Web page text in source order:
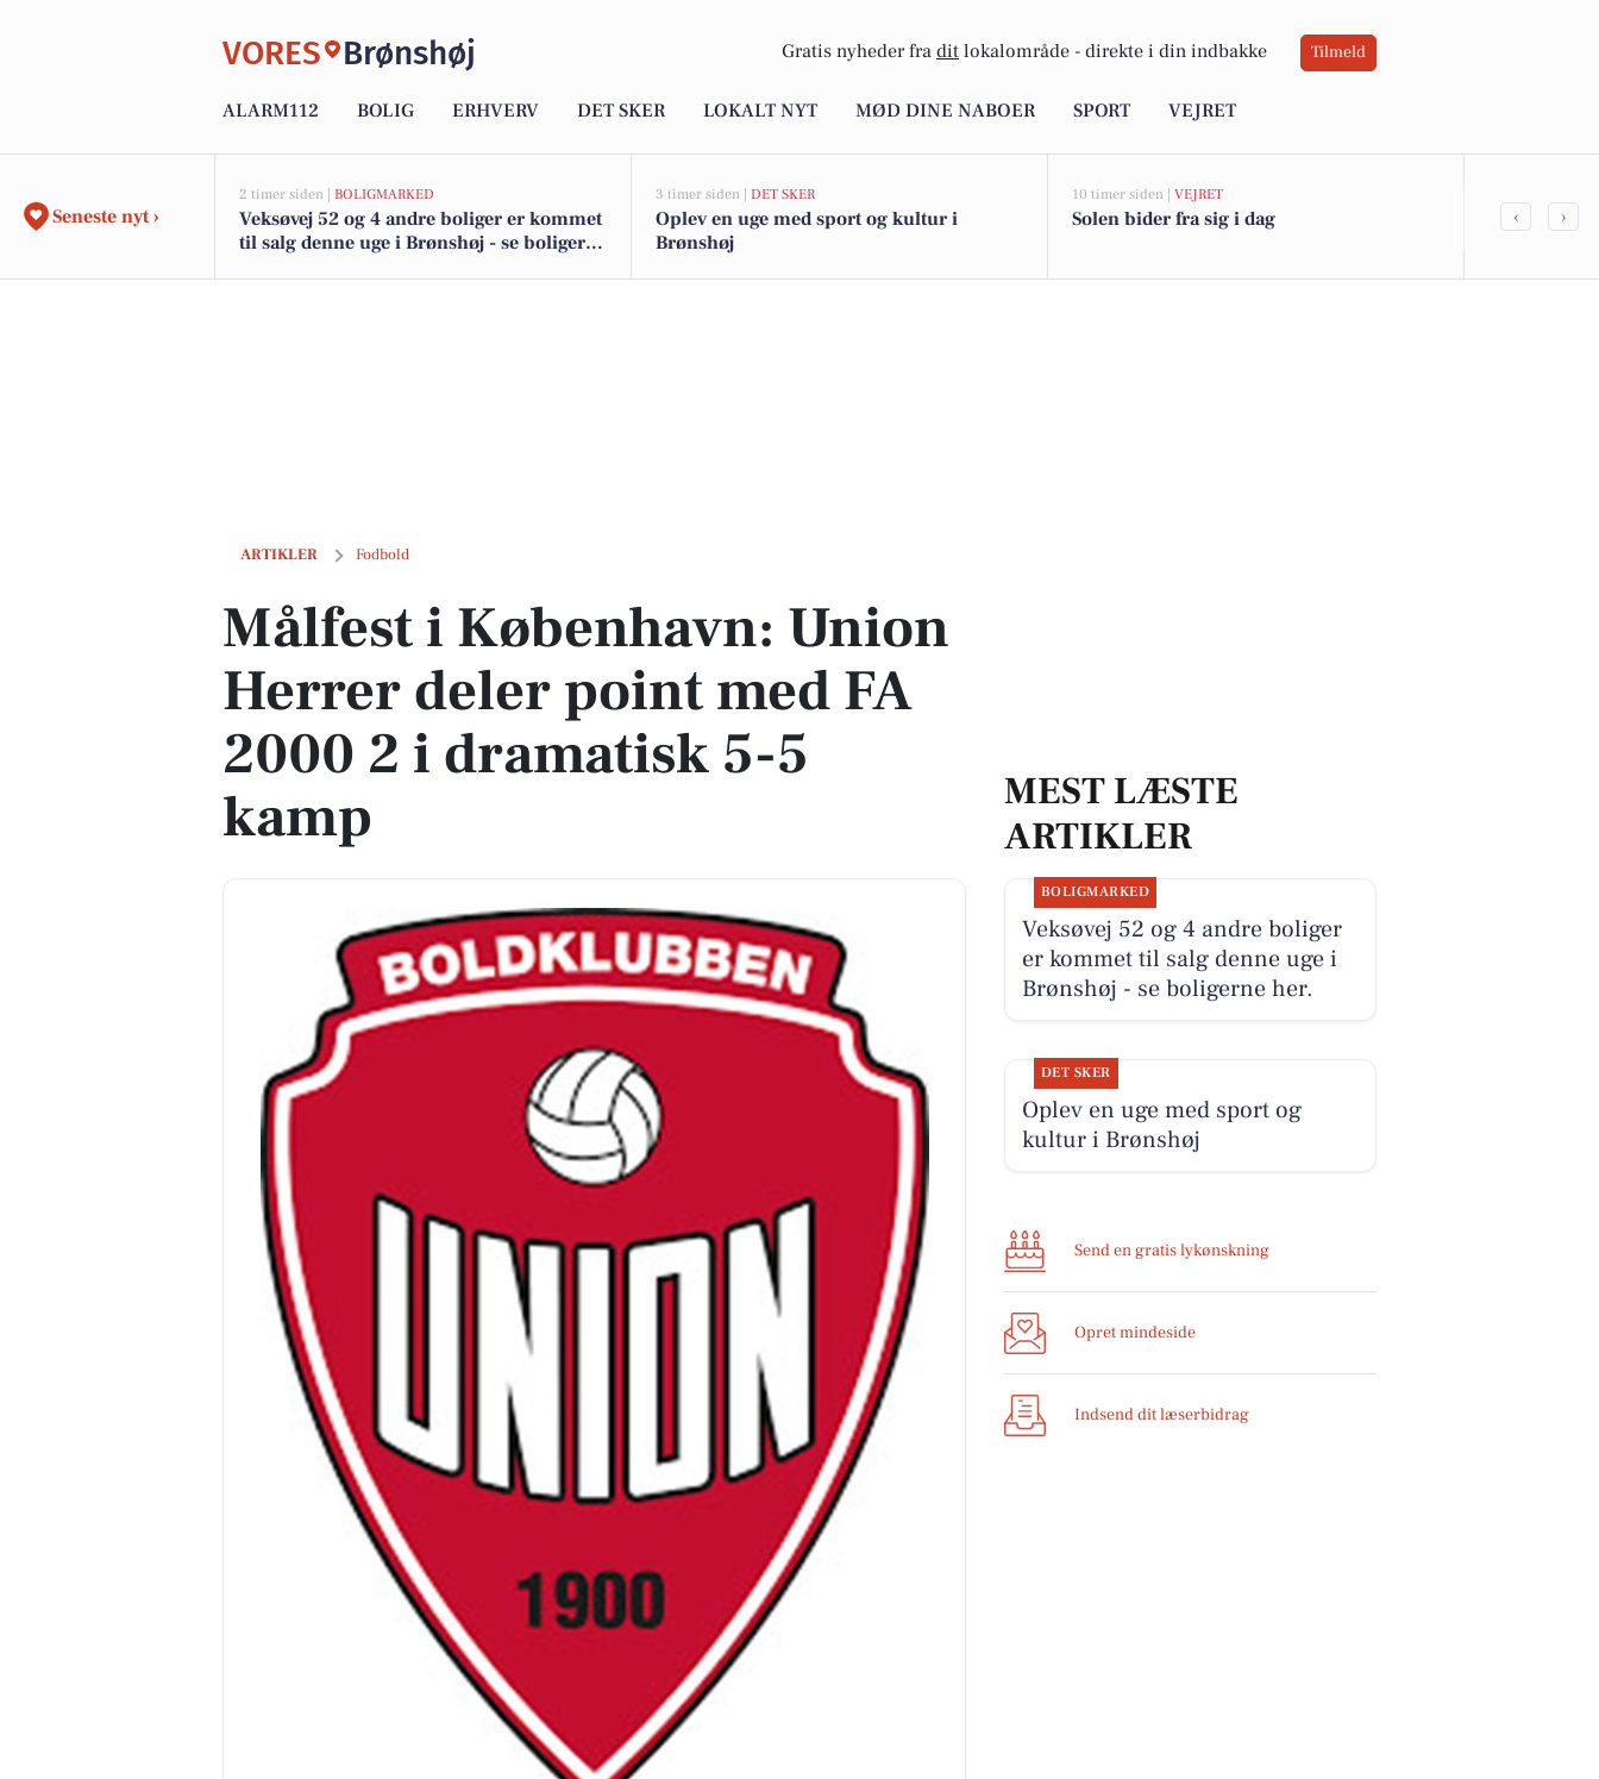
VORES Brønshøj Gratis nyheder fra dit lokalområde - direkte i din indbakke Tilmeld
ALARM112 BOLIG ERHVERV DET SKER LOKALT NYT MØD DINE NABOER SPORT VEJRET
Seneste nyt ›
2 timer siden | BOLIGMARKED
Veksøvej 52 og 4 andre boliger er kommet
til salg denne uge i Brønshøj - se boligerne
3 timer siden | DET SKER
Oplev en uge med sport og kultur i
Brønshøj
10 timer siden | VEJRET
Solen bider fra sig i dag
Strik og
‹ ›
ARTIKLER Fodbold
Målfest i København: Union Herrer deler point med FA 2000 2 i dramatisk 5-5 kamp
Målfest i København: Union
Herrer deler point med FA
2000 2 i dramatisk 5-5
kamp
MEST LÆSTE
ARTIKLER
BOLIGMARKED
Veksøvej 52 og 4 andre boliger
er kommet til salg denne uge i
Brønshøj - se boligerne her.
DET SKER
Oplev en uge med sport og
kultur i Brønshøj
Send en gratis lykønskning
Opret mindeside
Indsend dit læserbidrag